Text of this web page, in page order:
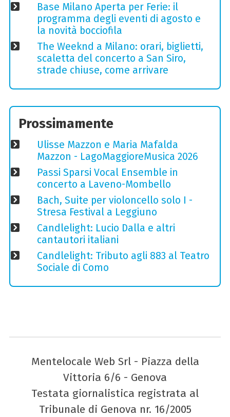
Base Milano Aperta per Ferie: il
programma degli eventi di agosto e
la novità bocciofila
The Weeknd a Milano: orari, biglietti,
scaletta del concerto a San Siro,
strade chiuse, come arrivare
Prossimamente
Ulisse Mazzon e Maria Mafalda
Mazzon - LagoMaggioreMusica 2026
Passi Sparsi Vocal Ensemble in
concerto a Laveno-Mombello
Bach, Suite per violoncello solo I -
Stresa Festival a Leggiuno
Candlelight: Lucio Dalla e altri
cantautori italiani
Candlelight: Tributo agli 883 al Teatro
Sociale di Como
Mentelocale Web Srl - Piazza della
Vittoria 6/6 - Genova
Testata giornalistica registrata al
Tribunale di Genova nr. 16/2005